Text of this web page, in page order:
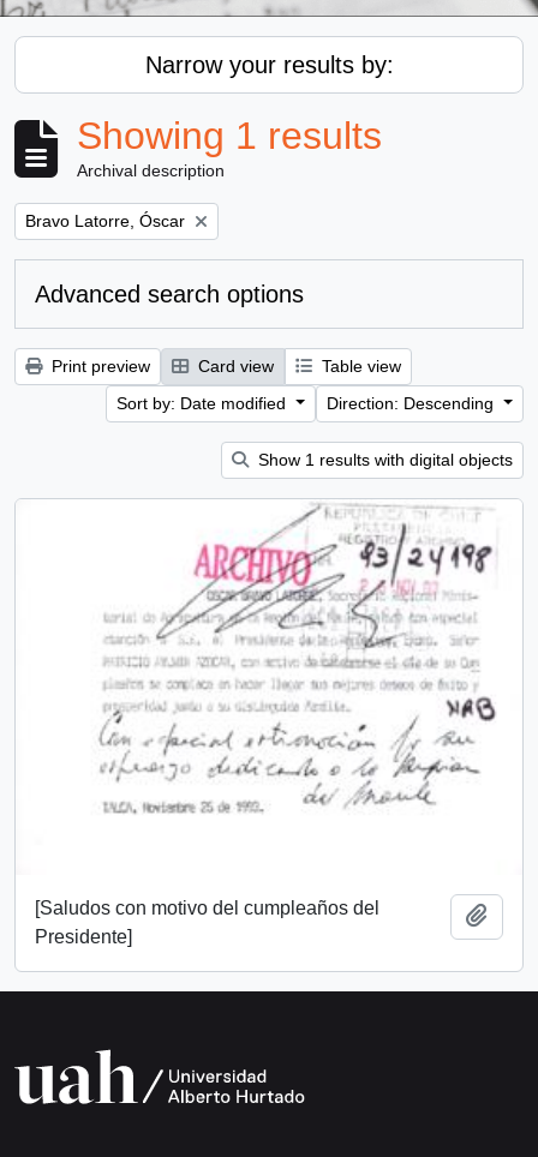
Narrow your results by:
Showing 1 results
Archival description
Remove filter:
Bravo Latorre, Óscar
Advanced search options
Print preview Card view
Table view
Sort by: Date modified
Direction: Descending
Show 1 results with digital objects
[Saludos con motivo del cumpleaños del
Presidente]